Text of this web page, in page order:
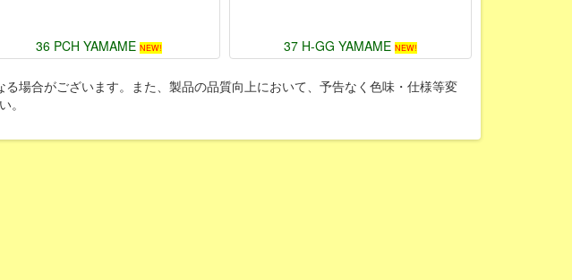
36 PCH YAMAME NEW! 37 H-GG YAMAME NEW!
場合がございます。また、製品の品質向上において、予告なく色味・仕様等変
。